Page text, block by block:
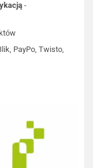
-
PayPo, Twisto,